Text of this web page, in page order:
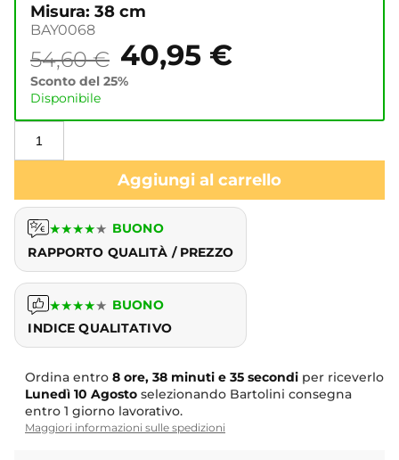
Misura: 38 cm
BAY0068
54,60€ 40,95 €
Sconto del 25%
Disponibile
Aggiungi al carrello
★★★★★ BUONO
RAPPORTO QUALITÀ / PREZZO
★★★★★ BUONO
INDICE QUALITATIVO
Ordina entro 8 ore, 38 minuti e 34 secondi per
riceverloLunedì 10 Agostoselezionando Bartolini
consegna entro 1 giorno lavorativo.
Maggiori informazioni sulle spedizioni